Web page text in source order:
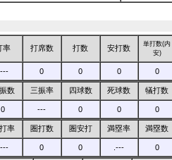
率 打席数 打数 安打数
単打数(内
安)
.--- 0 0 0 0
数 三振率 四球数 死球数 犠打数
0 --- 0 0 0
率 圏打数 圏安打 満塁率 満塁数
.--- 0 0 .--- 0